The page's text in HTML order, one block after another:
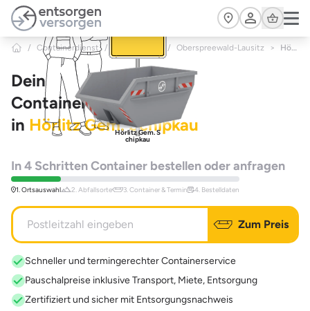
Zum Hauptinhalt springen
Cart
/ Containerdienst / / Oberspreewald-Lausitz > Hörlitz Gem. Schipkau
Dein
Containerdienst
in Hörlitz Gem. Schipkau
Hörlitz Gem. S
chipkau
In 4 Schritten Container bestellen oder anfragen
1. Ortsauswahl 2. Abfallsorte 3. Container & Termin 4. Bestelldaten
Zum Preis
Schneller und termingerechter Containerservice
Pauschalpreise inklusive Transport, Miete, Entsorgung
Zertifiziert und sicher mit Entsorgungsnachweis